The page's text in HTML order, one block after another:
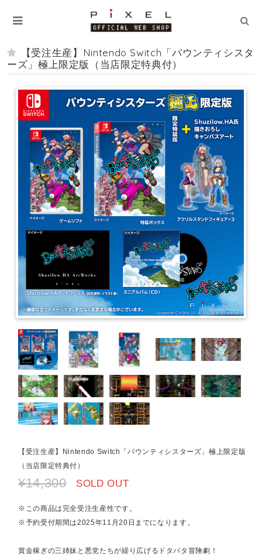
【受注生産】Nintendo Switch「バウンティシスタ
ーズ」極上限定版（当店限定特典付）
【受注生産】Nintendo Switch「バウンティシスターズ」極上限定版
（当店限定特典付）
¥14,300 SOLD OUT
※この商品は完全受注生産性です。
※予約受付期間は2025年11月20日までになります。
賞金稼ぎの三姉妹と悪党たちが繰り広げるドタバタ冒険劇！